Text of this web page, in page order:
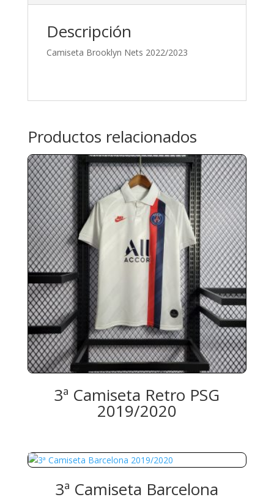
Descripción
Camiseta Brooklyn Nets 2022/2023
Productos relacionados
3ª Camiseta Retro PSG
2019/2020
3ª Camiseta Barcelona